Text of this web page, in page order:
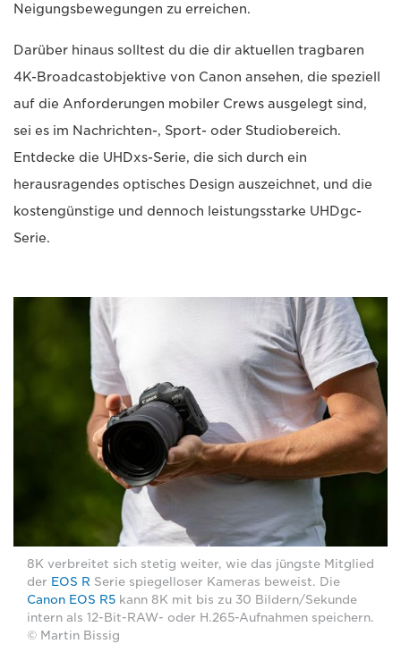
Neigungsbewegungen zu erreichen.
Darüber hinaus solltest du die dir aktuellen tragbaren
4K-Broadcastobjektive von Canon ansehen, die speziell
auf die Anforderungen mobiler Crews ausgelegt sind,
sei es im Nachrichten-, Sport- oder Studiobereich.
Entdecke die UHDxs-Serie, die sich durch ein
herausragendes optisches Design auszeichnet, und die
kostengünstige und dennoch leistungsstarke UHDgc-
Serie.
8K verbreitet sich stetig weiter, wie das jüngste Mitglied
der EOS R Serie spiegelloser Kameras beweist. Die
Canon EOS R5 kann 8K mit bis zu 30 Bildern/Sekunde
intern als 12-Bit-RAW- oder H.265-Aufnahmen speichern.
© Martin Bissig